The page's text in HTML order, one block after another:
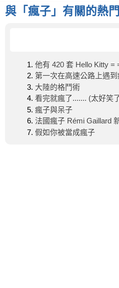
與「瘋子」有關的熱
他有 420 套 Hello Kitty =
第一次在高速公路上遇
大陸的格鬥術
看完就瘋了....... (太好笑
瘋子與呆子
法國瘋子 Rémi Gaillard
假如你被當成瘋子